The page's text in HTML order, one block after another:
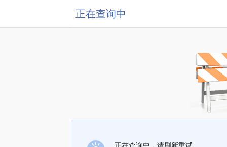
正在查询中